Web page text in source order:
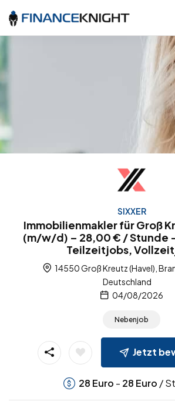
SIXXER
Immobilienmakler für Groß
(m/w/d) – 28,00 € / Stunde
Teilzeitjobs,
14550 Groß Kreutz (Havel),
Deutschland
04/08/2026
Nebenjob
Jetzt
28 Euro - 28 Euro /